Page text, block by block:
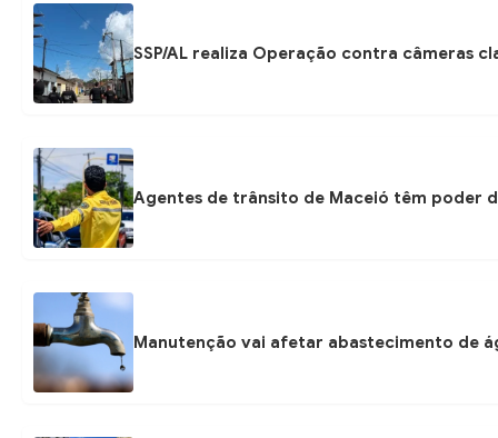
SSP/AL realiza Operação contra câmeras
Agentes de trânsito de Maceió têm poder
Manutenção vai afetar abastecimento de